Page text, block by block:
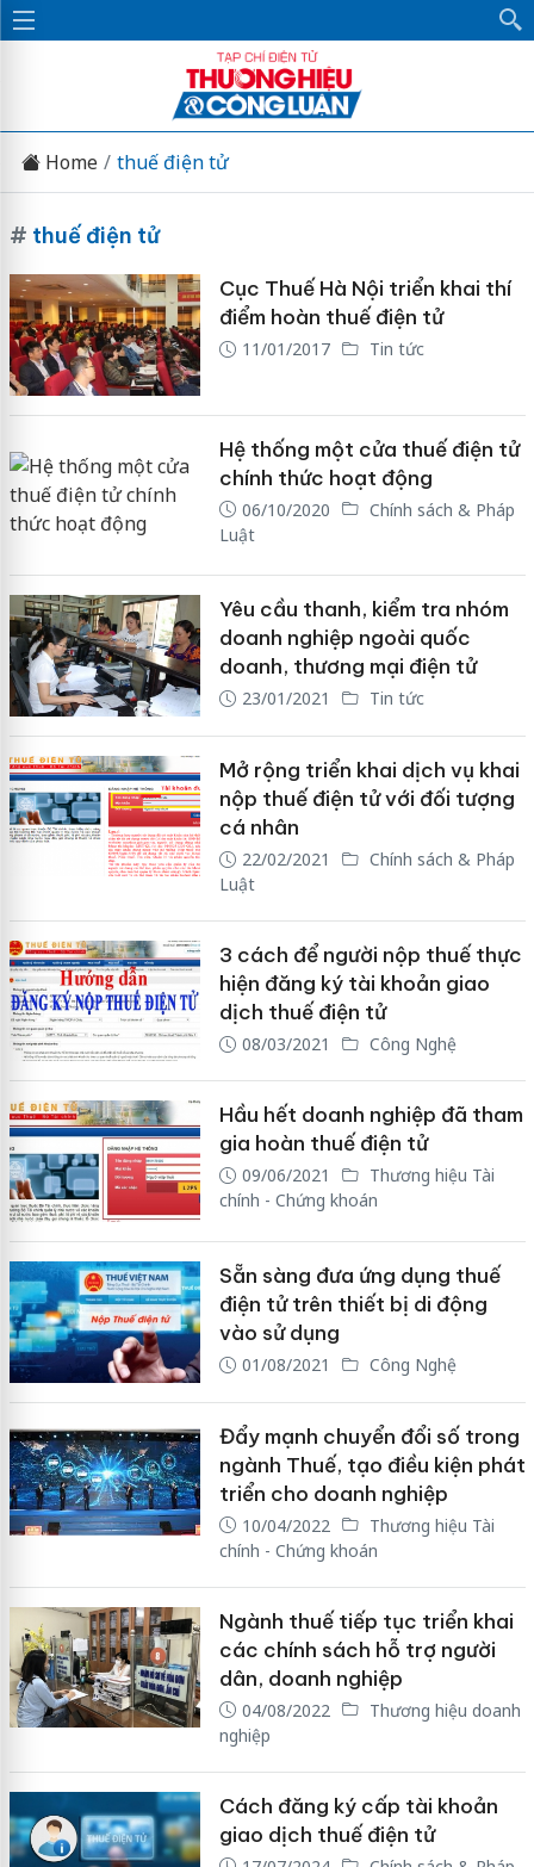
Home thuế điện tử
# thuế điện tử
Cục Thuế Hà Nội triển khai thí
điểm hoàn thuế điện tử
11/01/2017 Tin tức
Hệ thống một cửa thuế điện tử
chính thức hoạt động
06/10/2020
Chính sách & Pháp
Luật
Yêu cầu thanh, kiểm tra nhóm
doanh nghiệp ngoài quốc
doanh, thương mại điện tử
23/01/2021 Tin tức
Mở rộng triển khai dịch vụ khai
nộp thuế điện tử với đối tượng
cá nhân
22/02/2021
Chính sách & Pháp
Luật
3 cách để người nộp thuế thực
hiện đăng ký tài khoản giao
dịch thuế điện tử
08/03/2021 Công Nghệ
Hầu hết doanh nghiệp đã tham
gia hoàn thuế điện tử
09/06/2021
Thương hiệu Tài
chính - Chứng khoán
Sẵn sàng đưa ứng dụng thuế
điện tử trên thiết bị di động
vào sử dụng
01/08/2021 Công Nghệ
Đẩy mạnh chuyển đổi số trong
ngành Thuế, tạo điều kiện phát
triển cho doanh nghiệp
10/04/2022
Thương hiệu Tài
chính - Chứng khoán
Ngành thuế tiếp tục triển khai
các chính sách hỗ trợ người
dân, doanh nghiệp
04/08/2022
Thương hiệu doanh
nghiệp
Cách đăng ký cấp tài khoản
giao dịch thuế điện tử